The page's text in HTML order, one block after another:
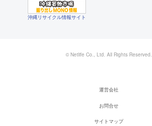
沖縄リサイクル情報サイト
© Netlife Co., Ltd. All Rights Reserved.
運営会社
お問合せ
サイトマップ